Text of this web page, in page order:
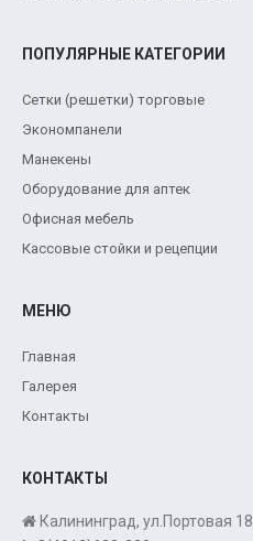
ПОПУЛЯРНЫЕ КАТЕГОРИИ
Сетки (решетки) торговые
Экономпанели
Манекены
Оборудование для аптек
Офисная мебель
Кассовые стойки и рецепции
МЕНЮ
Главная
Галерея
Контакты
КОНТАКТЫ
Калининград, ул.Портовая 18